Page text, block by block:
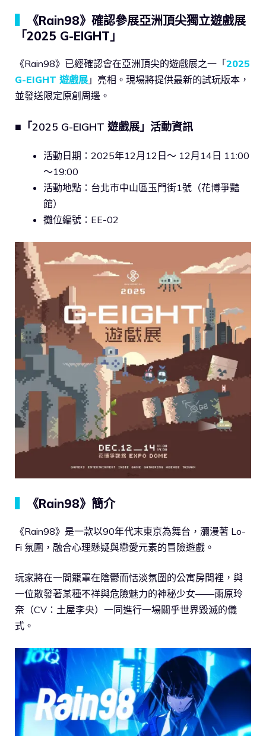
《Rain98》確認參展亞洲頂尖獨立遊戲展
「2025 G-EIGHT」
《Rain98》已經確認會在亞洲頂尖的遊戲展之一「2025
G-EIGHT 遊戲展 」亮相。現場將提供最新的試玩版本，
並發送限定原創周邊。
■「2025 G-EIGHT 遊戲展」活動資訊
活動日期：2025年12月12日～ 12月14日 11:00
～19:00
活動地點：台北市中山區玉門街1號（花博爭豔
館）
攤位編號：EE-02
《Rain98》簡介
《Rain98》是一款以90年代末東京為舞台，瀰漫著 Lo-
Fi 氛圍，融合心理懸疑與戀愛元素的冒險遊戲。
玩家將在一間籠罩在陰鬱而恬淡氛圍的公寓房間裡，與
一位散發著某種不祥與危險魅力的神秘少女——雨原玲
奈（CV：土屋李央）一同進行一場關乎世界毀滅的儀
式。